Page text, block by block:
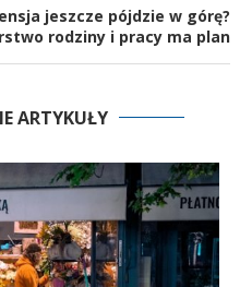
jeszcze pójdzie w górę?
rodziny i pracy ma plan
ARTYKUŁY